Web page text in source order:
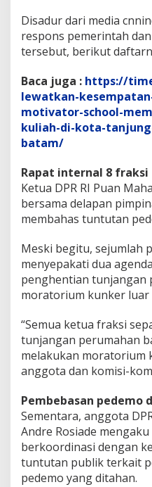
Disadur dari media
respons pemerintah
tersebut, berikut
Baca juga : https://
lewatkan-
motivator-school-
kuliah-di-kota-
batam/
Rapat internal 8 fraksi
Ketua DPR RI Puan
bersama delapan
membahas tuntutan
Meski begitu, sejumlah
menyepakati dua
penghentian tunjangan
moratorium kunker luar
“Semua ketua fraksi
tunjangan perumahan
melakukan moratorium
anggota dan komisi-
Pembebasan pedemo
Sementara, anggota
Andre Rosiade
berkoordinasi dengan
tuntutan publik terkait
pedemo yang ditahan.